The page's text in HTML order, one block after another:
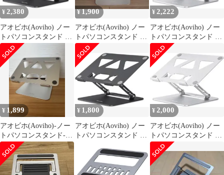
りたたみ式 150g軽量 ア
ルミ合金製 収納袋付き
シ 0
りたたみ式 150g軽量 ア
ルミ合金製 収納袋付き
シ 0
¥ 2,380
アオビホ(Aoviho) ノー
トパソコンスタンド PC
ホルダー 折りたたみ式
人間工学 無段階高さ&
角度調整可能 猫背＆姿
勢改善 放熱対策 滑り止
め 在宅仕事 つくえ 机
省スペース 軽量アルミ
製 ZOOM会議
¥1,900
アオビホ(Aoviho) ノー
トパソコンスタンド PC
ホルダー 折りたたみ式
¥ 2,222
アオビホ(Aoviho) ノー
トパソコンスタンド PC
ホルダー 折りたたみ式
¥ 1,899
アオビホ(Aoviho)-ノー
トパソコンスタンド-
ホルダー PC 折
¥ 1,800
アオビホ(Aoviho) ノー
トパソコンスタンド PC
¥ 2,000
アオビホ(Aoviho) ノー
トパソコンスタンド PC
ホルダー 折りたたみ式